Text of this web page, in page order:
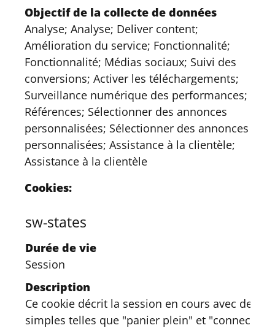
Objectif de la collecte de données
Analyse; Analyse; Deliver content;
Amélioration du service; Fonctionnalité;
Fonctionnalité; Médias sociaux; Suivi des
conversions; Activer les téléchargements;
Surveillance numérique des performances;
Références; Sélectionner des annonces
personnalisées; Sélectionner des annonces
personnalisées; Assistance à la clientèle;
Assistance à la clientèle
Cookies:
sw-states
Durée de vie
Session
Description
Ce cookie décrit la session en cours avec des
simples telles que "panier plein" et "connecté".